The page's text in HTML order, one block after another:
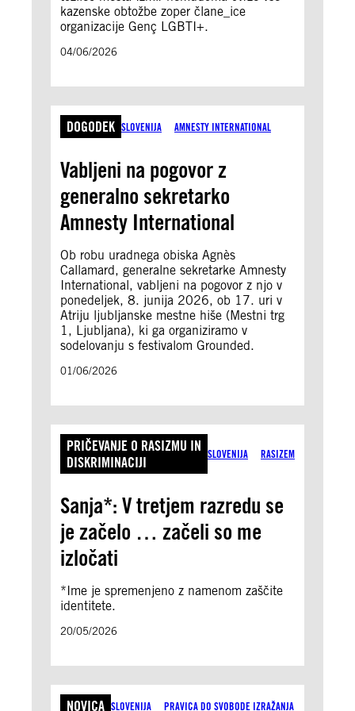
kazenske obtožbe zoper člane_ice
organizacije Genç LGBTI+.
04/06/2026
DOGODEK SLOVENIJA AMNESTY INTERNATIONAL
Vabljeni na pogovor z
generalno sekretarko
Amnesty International
Ob robu uradnega obiska Agnès
Callamard, generalne sekretarke Amnesty
International, vabljeni na pogovor z njo v
ponedeljek, 8. junija 2026, ob 17. uri v
Atriju ljubljanske mestne hiše (Mestni trg
1, Ljubljana), ki ga organiziramo v
sodelovanju s festivalom Grounded.
01/06/2026
PRIČEVANJE O RASIZMU IN
DISKRIMINACIJI
SLOVENIJA RASIZEM
Sanja*: V tretjem razredu se
je začelo … začeli so me
izločati
*Ime je spremenjeno z namenom zaščite
identitete.
20/05/2026
NOVICA SLOVENIJA PRAVICA DO SVOBODE IZRAŽANJA